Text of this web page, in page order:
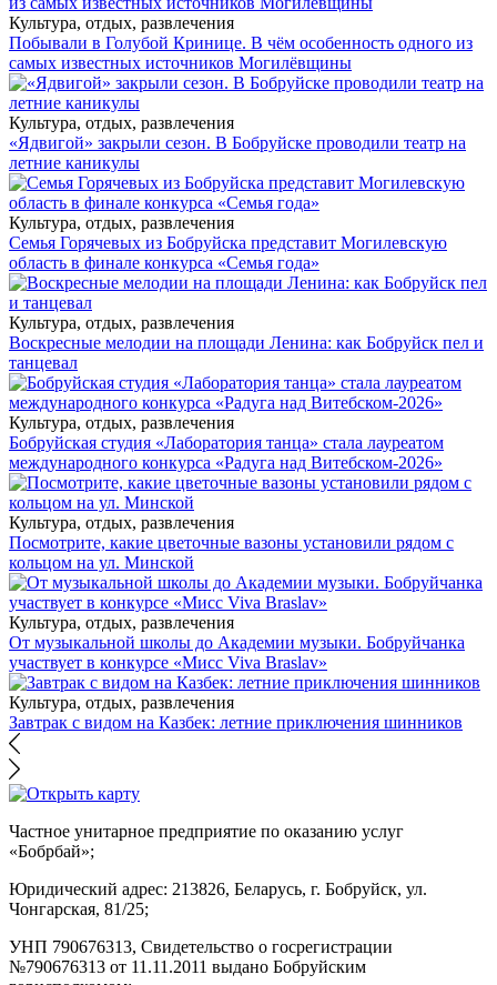
Культура, отдых, развлечения
Побывали в Голубой Кринице. В чём особенность одного из
самых известных источников Могилёвщины
Культура, отдых, развлечения
«Ядвигой» закрыли сезон. В Бобруйске проводили театр на
летние каникулы
Культура, отдых, развлечения
Семья Горячевых из Бобруйска представит Могилевскую
область в финале конкурса «Семья года»
Культура, отдых, развлечения
Воскресные мелодии на площади Ленина: как Бобруйск пел и
танцевал
Культура, отдых, развлечения
Бобруйская студия «Лаборатория танца» стала лауреатом
международного конкурса «Радуга над Витебском-2026»
Культура, отдых, развлечения
Посмотрите, какие цветочные вазоны установили рядом с
кольцом на ул. Минской
Культура, отдых, развлечения
От музыкальной школы до Академии музыки. Бобруйчанка
участвует в конкурсе «Мисс Viva Braslav»
Культура, отдых, развлечения
Завтрак с видом на Казбек: летние приключения шинников
Частное унитарное предприятие по оказанию услуг
«Бобрбай»;
Юридический адрес: 213826, Беларусь, г. Бобруйск, ул.
Чонгарская, 81/25;
УНП 790676313, Свидетельство о госрегистрации
№790676313 от 11.11.2011 выдано Бобруйским